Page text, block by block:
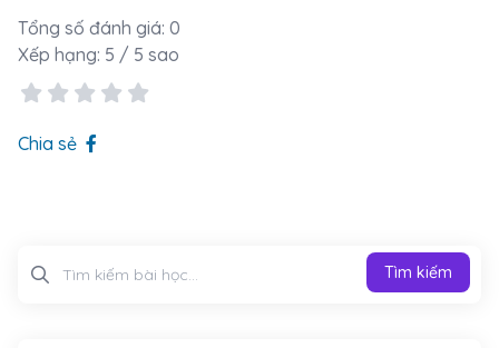
Tổng số đánh giá: 0
Xếp hạng: 5 / 5 sao
Chia sẻ
Tìm kiếm